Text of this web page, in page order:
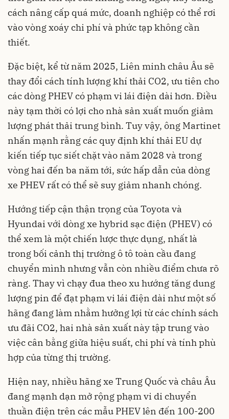
cách nâng cấp quá mức, doanh nghiệp có thể rơi
vào vòng xoáy chi phí và phức tạp không cần
thiết.
Đặc biệt, kể từ năm 2025, Liên minh châu Âu sẽ
thay đổi cách tính lượng khí thải CO2, ưu tiên cho
các dòng PHEV có phạm vi lái điện dài hơn. Điều
này tạm thời có lợi cho nhà sản xuất muốn giảm
lượng phát thải trung bình. Tuy vậy, ông Martinet
nhấn mạnh rằng các quy định khí thải EU dự
kiến tiếp tục siết chặt vào năm 2028 và trong
vòng hai đến ba năm tới, sức hấp dẫn của dòng
xe PHEV rất có thể sẽ suy giảm nhanh chóng.
Hướng tiếp cận thận trọng của Toyota và
Hyundai với dòng xe hybrid sạc điện (PHEV) có
thể xem là một chiến lược thực dụng, nhất là
trong bối cảnh thị trường ô tô toàn cầu đang
chuyển mình nhưng vẫn còn nhiều điểm chưa rõ
ràng. Thay vì chạy đua theo xu hướng tăng dung
lượng pin để đạt phạm vi lái điện dài như một số
hãng đang làm nhằm hưởng lợi từ các chính sách
ưu đãi CO2, hai nhà sản xuất này tập trung vào
việc cân bằng giữa hiệu suất, chi phí và tính phù
hợp của từng thị trường.
Hiện nay, nhiều hãng xe Trung Quốc và châu Âu
đang mạnh dạn mở rộng phạm vi di chuyển
thuần điện trên các mẫu PHEV lên đến 100-200